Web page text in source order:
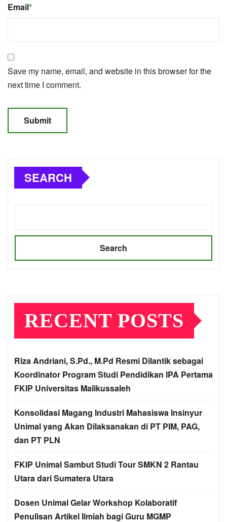
Email*
Save my name, email, and website in this browser for the
next time I comment.
SEARCH
Search
RECENT POSTS
Riza Andriani, S.Pd., M.Pd Resmi Dilantik sebagai
Koordinator Program Studi Pendidikan IPA Pertama
FKIP Universitas Malikussaleh
Konsolidasi Magang Industri Mahasiswa Insinyur
Unimal yang Akan Dilaksanakan di PT PIM, PAG,
dan PT PLN
FKIP Unimal Sambut Studi Tour SMKN 2 Rantau
Utara dari Sumatera Utara
Dosen Unimal Gelar Workshop Kolaboratif
Penulisan Artikel Ilmiah bagi Guru MGMP